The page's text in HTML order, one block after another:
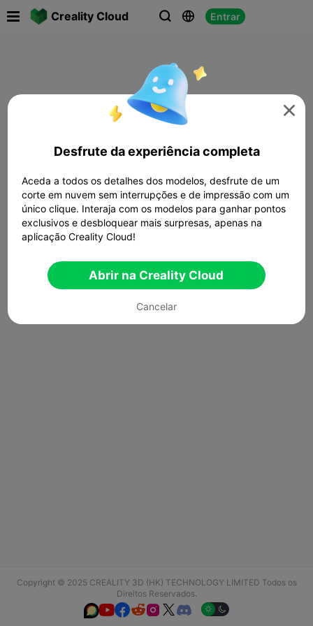
Creality Cloud   Entrar
Copyright © 2025 CREALITY 3D (HK) TECHNOLOGY LIMITED Todos os
Direitos Reservados.
  

Desfrute da experiência completa
Aceda a todos os detalhes dos modelos, desfrute de um
corte em nuvem sem interrupções e de impressão com um
único clique. Interaja com os modelos para ganhar pontos
exclusivos e desbloquear mais surpresas, apenas na
aplicação Creality Cloud!
Abrir na Creality Cloud
Cancelar